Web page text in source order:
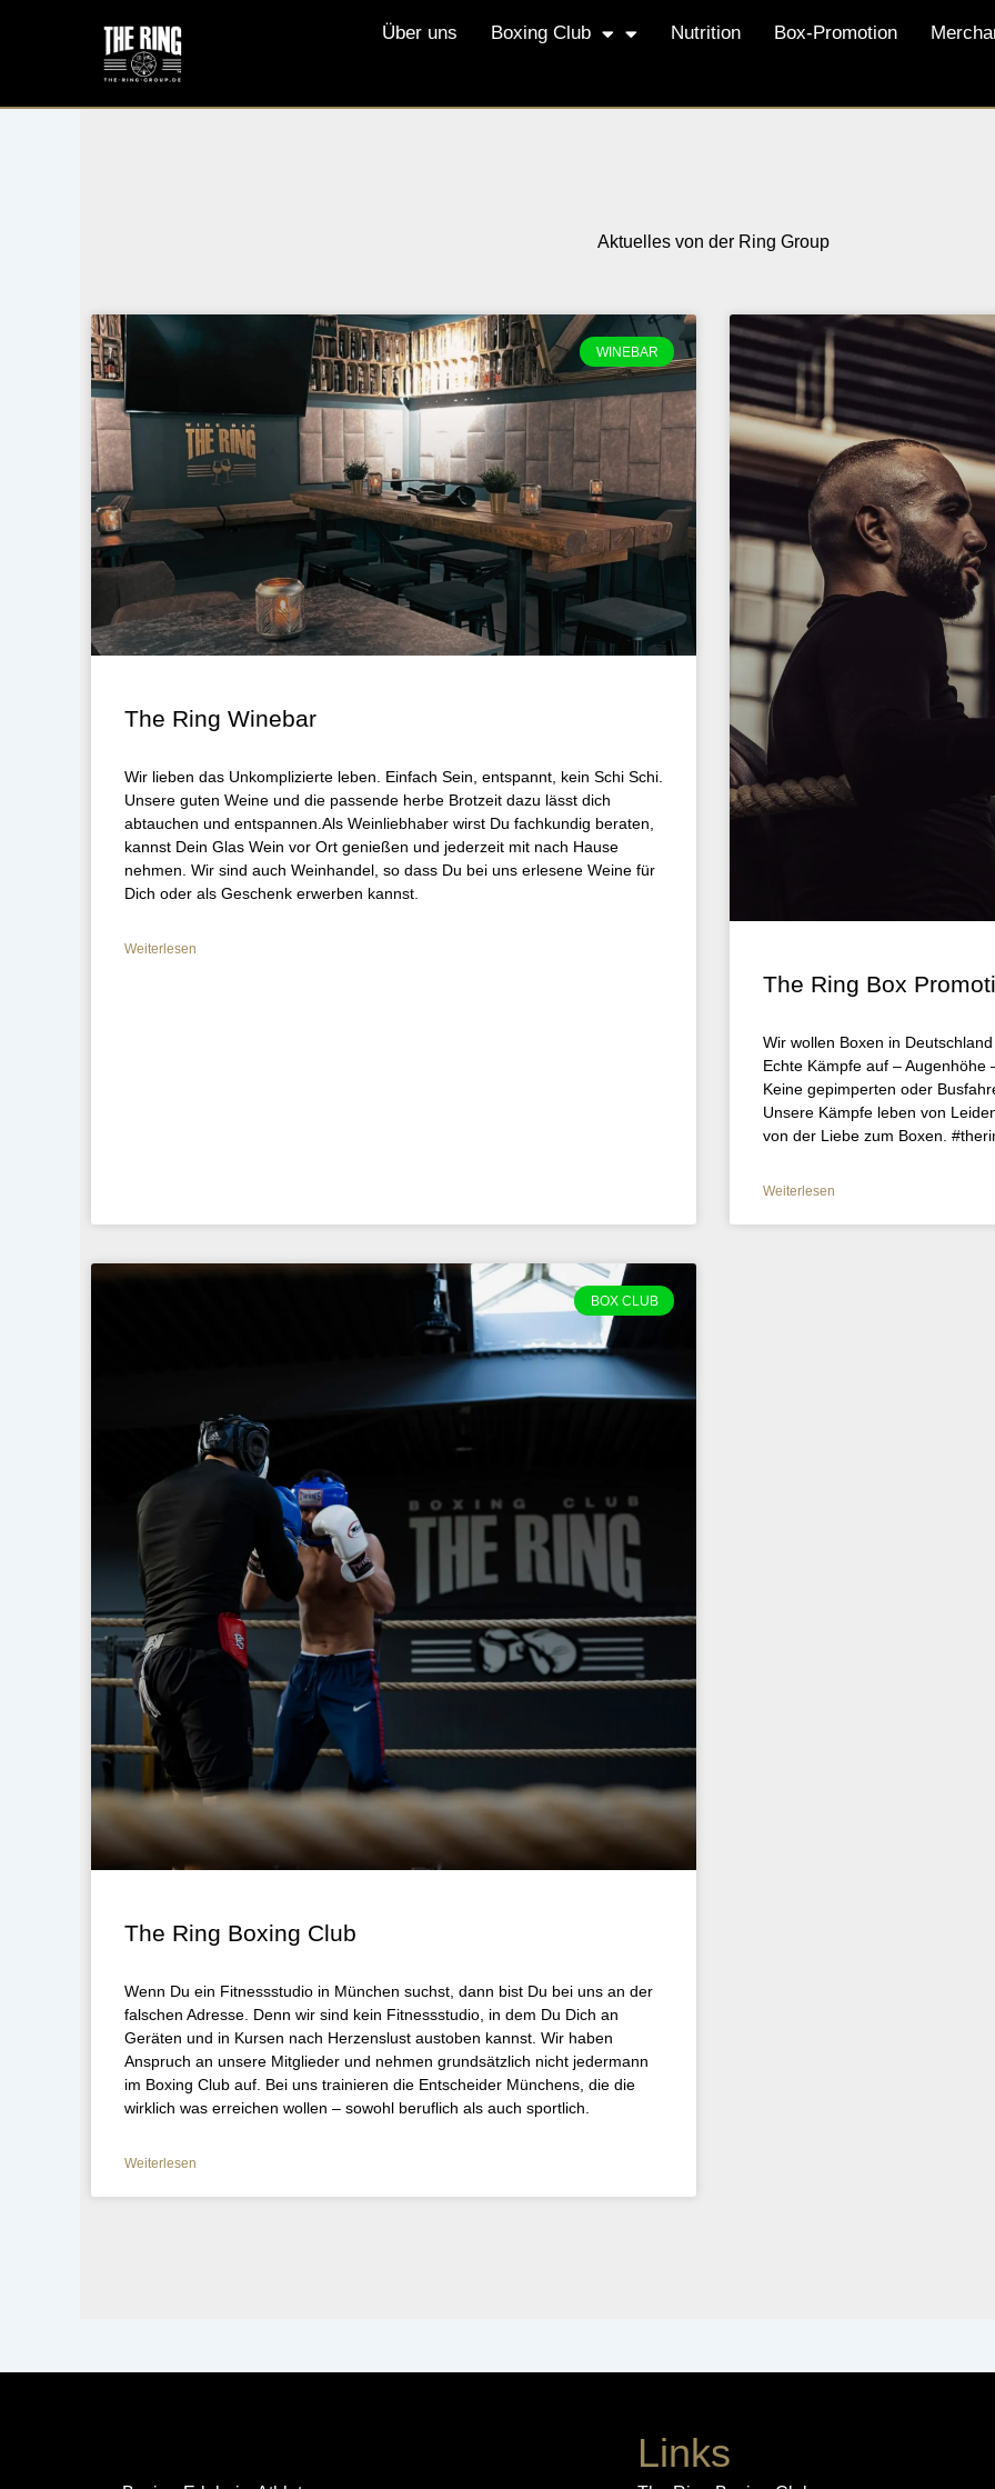
Über uns Boxing Club Nutrition Box-Promotion
Aktuelles von der Ring Group
WINEBAR
The Ring Winebar
Wir lieben das Unkomplizierte leben. Einfach Sein, entspannt, kein Schi Schi.
Unsere guten Weine und die passende herbe Brotzeit dazu lässt dich
abtauchen und entspannen.Als Weinliebhaber wirst Du fachkundig beraten,
kannst Dein Glas Wein vor Ort genießen und jederzeit mit nach Hause
nehmen. Wir sind auch Weinhandel, so dass Du bei uns erlesene Weine für
Dich oder als Geschenk erwerben kannst.
Weiterlesen
The Ring Box
Wir wollen Boxen in
Echte Kämpfe auf –
Keine gepimperten oder
Unsere Kämpfe leben von
von der Liebe zum Boxen.
Weiterlesen
BOX CLUB
The Ring Boxing Club
Wenn Du ein Fitnessstudio in München suchst, dann bist Du bei uns an der
falschen Adresse. Denn wir sind kein Fitnessstudio, in dem Du Dich an
Geräten und in Kursen nach Herzenslust austoben kannst. Wir haben
Anspruch an unsere Mitglieder und nehmen grundsätzlich nicht jedermann
im Boxing Club auf. Bei uns trainieren die Entscheider Münchens, die die
wirklich was erreichen wollen – sowohl beruflich als auch sportlich.
Weiterlesen
Links